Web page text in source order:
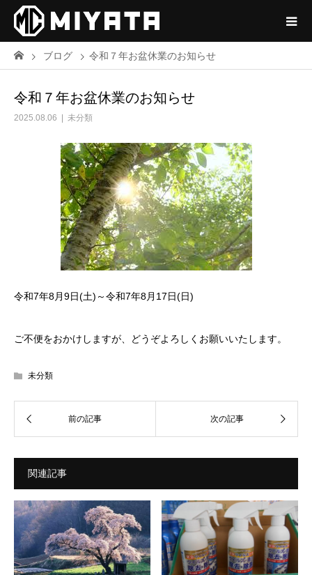
ブログ 令和７年お盆休業のお知らせ
令和７年お盆休業のお知らせ
2025.08.06 未分類
令和7年8月9日(土)～令和7年8月17日(日)
ご不便をおかけしますが、どうぞよろしくお願いいたします。
未分類
関連記事